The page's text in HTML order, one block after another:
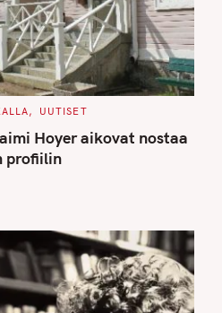
UUTISET
Hoyer aikovat nostaa
profiilin